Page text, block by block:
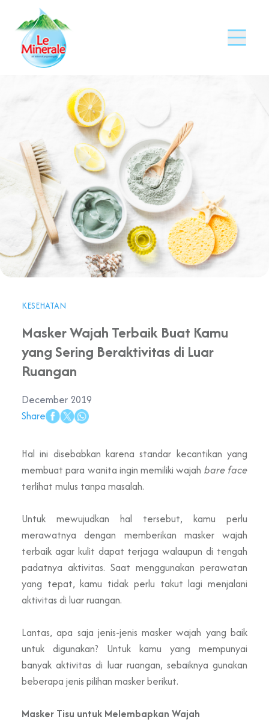
KESEHATAN
Masker Wajah Terbaik Buat Kamu
yang Sering Beraktivitas di Luar
Ruangan
December 2019
Share
Hal ini disebabkan karena standar kecantikan yang
membuat para wanita ingin memiliki wajah bare face
terlihat mulus tanpa masalah.
Untuk mewujudkan hal tersebut, kamu perlu
merawatnya dengan memberikan masker wajah
terbaik agar kulit dapat terjaga walaupun di tengah
padatnya aktivitas. Saat menggunakan perawatan
yang tepat, kamu tidak perlu takut lagi menjalani
aktivitas di luar ruangan.
Lantas, apa saja jenis-jenis masker wajah yang baik
untuk digunakan? Untuk kamu yang mempunyai
banyak aktivitas di luar ruangan, sebaiknya gunakan
beberapa jenis pilihan masker berikut.
Masker Tisu untuk Melembapkan Wajah